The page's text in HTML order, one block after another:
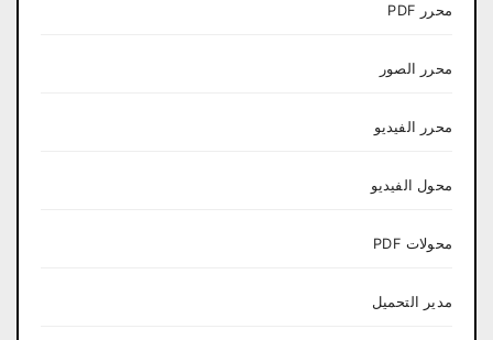
محرر PDF
محرر الصور
محرر الفيديو
محول الفيديو
محولات PDF
مدير التحميل